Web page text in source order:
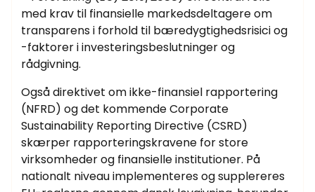
med krav til finansielle markedsdeltagere om
transparens i forhold til bæredygtighedsrisici og
-faktorer i investeringsbeslutninger og
rådgivning.
Også direktivet om ikke-finansiel rapportering
(NFRD) og det kommende Corporate
Sustainability Reporting Directive (CSRD)
skærper rapporteringskravene for store
virksomheder og finansielle institutioner. På
nationalt niveau implementeres og supplereres